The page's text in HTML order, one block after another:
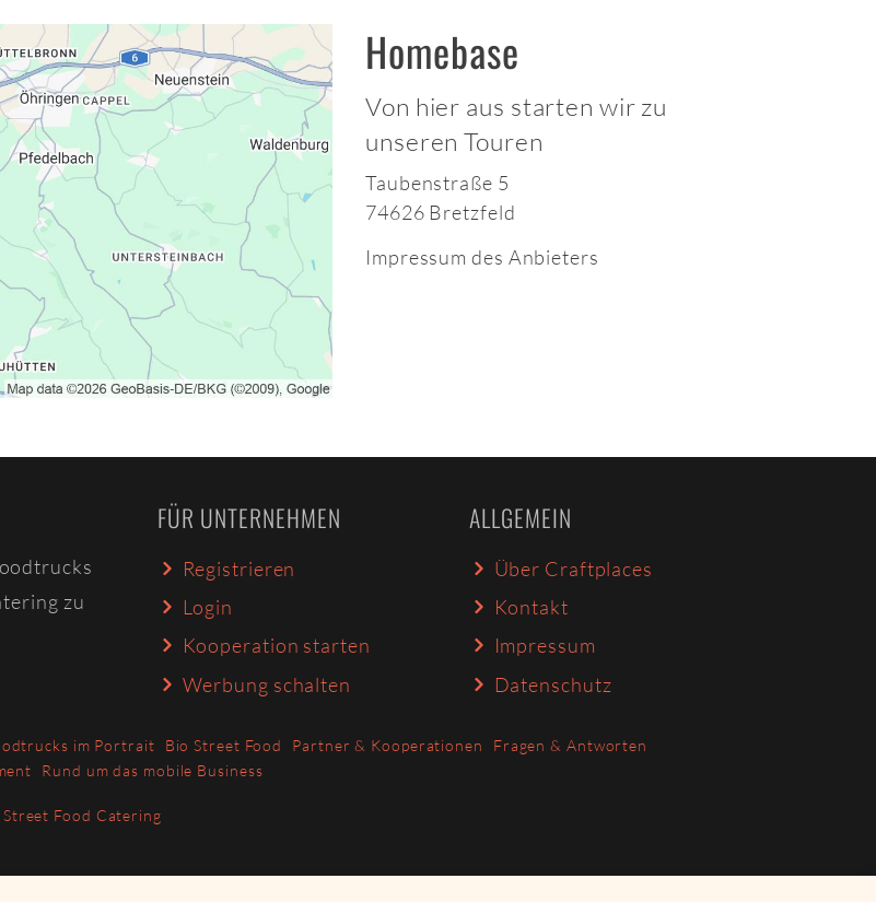
Homebase
Von hier aus starten wir zu
unseren Touren
Taubenstraße 5
74626 Bretzfeld
Impressum des Anbieters
zu
FÜR UNTERNEHMEN
Registrieren
Login
Kooperation starten
Werbung schalten
ALLGEMEIN
Über Craftplaces
Kontakt
Impressum
Datenschutz
im Portrait Bio Street Food Partner & Kooperationen
Fragen & Antworten
Rund um das mobile Business
Street Food Catering